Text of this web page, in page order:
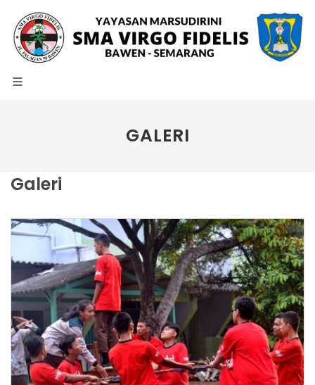
GALERI
Galeri